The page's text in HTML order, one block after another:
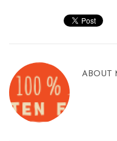
ABOUT